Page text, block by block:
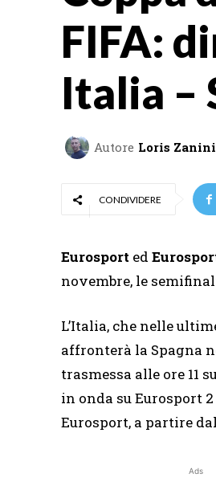
FIFA:
Italia –
Autore Loris Zanini
CONDIVIDERE
Eurosport ed
novembre, le
L’Italia, che nelle
affronterà la Spagna
trasmessa alle ore 11
in onda su Eurosport
Eurosport, a partire
Ads